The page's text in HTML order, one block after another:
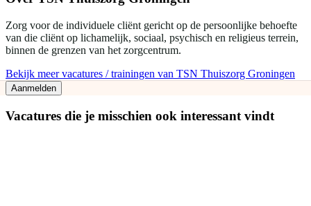
Zorg voor de individuele cliënt gericht op de persoonlijke behoefte
van die cliënt op lichamelijk, sociaal, psychisch en religieus terrein,
binnen de grenzen van het zorgcentrum.
Bekijk meer vacatures / trainingen van TSN Thuiszorg Groningen
Aanmelden
Vacatures die je misschien ook interessant vindt